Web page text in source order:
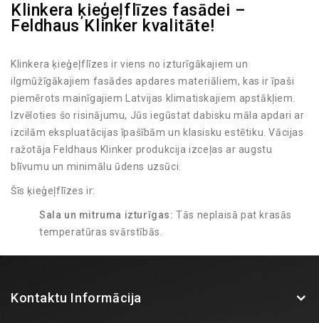
Klinkera ķieģeļflīzes fasādei –
Feldhaus Klinker kvalitāte!
Klinkera ķieģeļflīzes ir viens no izturīgākajiem un
ilgmūžīgākajiem fasādes apdares materiāliem, kas ir īpaši
piemērots mainīgajiem Latvijas klimatiskajiem apstākļiem.
Izvēloties šo risinājumu, Jūs iegūstat dabisku māla apdari ar
izcilām ekspluatācijas īpašībām un klasisku estētiku. Vācijas
ražotāja Feldhaus Klinker produkcija izceļas ar augstu
blīvumu un minimālu ūdens uzsūci.
Šīs ķieģeļflīzes ir:
Sala un mitruma izturīgas: Tās neplaisā pat krasās
temperatūras svārstībās.
pārkrāsošana vai speciāla apkope.
Kontaktu Informācija